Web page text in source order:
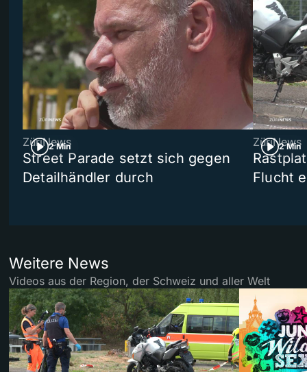
2 Min
ZüriNews
Street Parade setzt sich gegen
Detailhändler durch
2 Min
ZüriNews
Flucht
Weitere News
Videos aus der Region, der Schweiz und aller Welt